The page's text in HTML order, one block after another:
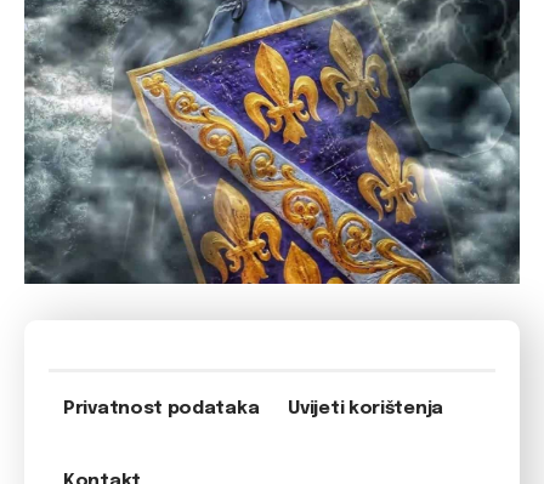
Privatnost podataka Uvijeti korištenja